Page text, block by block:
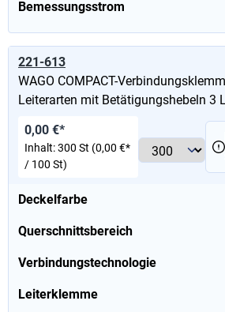
Bemessungsstrom
221-613
WAGO COMPACT-
Leiterarten mit Betätigungshebeln 3
Deckelfarbe
Querschnittsbereich
Verbindungstechnologie
Leiterklemme
0,00 €*
Inhalt:300 St (0,00 €*
/ 100 St)